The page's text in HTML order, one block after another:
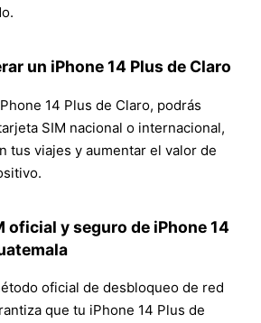
un iPhone 14 Plus de Claro
14 Plus de Claro, podrás
SIM nacional o internacional,
tus viajes y aumentar el valor de
oficial y seguro de iPhone 14
oficial de desbloqueo de red
que tu iPhone 14 Plus de